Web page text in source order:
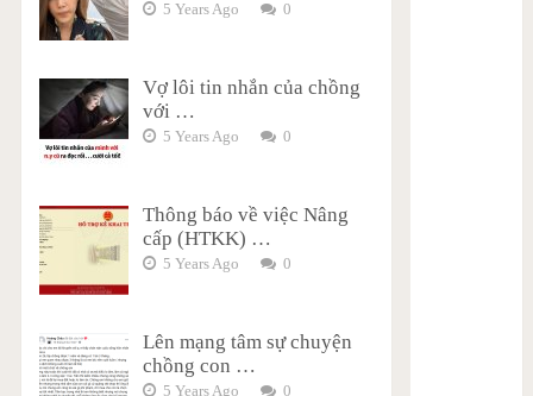
5 Years Ago 0
Vợ lôi tin nhắn của chồng
với …
5 Years Ago 0
Thông báo về việc Nâng
cấp (HTKK) …
5 Years Ago 0
Lên mạng tâm sự chuyện
chồng con …
5 Years Ago 0